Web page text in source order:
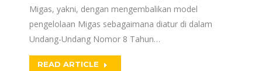
Migas, yakni, dengan mengembalikan model
pengelolaan Migas sebagaimana diatur di dalam
Undang-Undang Nomor 8 Tahun…
READ ARTICLE